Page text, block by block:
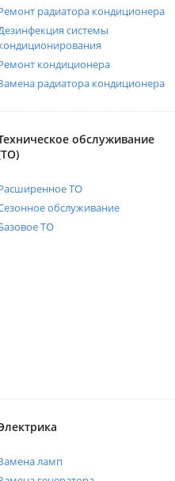
радиатора кондиционера
системы
кондиционера
радиатора кондиционера
обслуживание
ТО
обслуживание
ТО
ламп